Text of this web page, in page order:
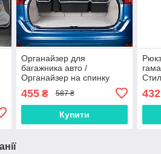
Органайзер для
багажника авто /
Органайзер на спинку
Захисна накладка
455₴ 587 ₴
Купити
432